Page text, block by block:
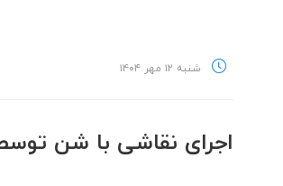
شنبه ۱۲ مهر ۱۴۰۴
اجرای نقاشی با شن